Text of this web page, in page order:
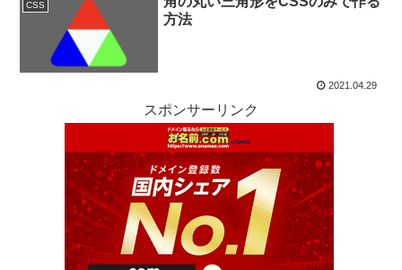
CSS
方法
2021.04.29
スポンサーリンク